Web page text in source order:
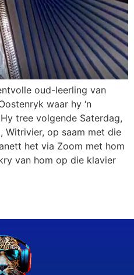
oud-leerling van
waar hy ‘n
tree volgende Saterdag,
Witrivier, op saam met die
het via Zoom met hom
van hom op die klavier